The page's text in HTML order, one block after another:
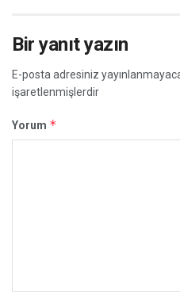
Bir yanıt yazın
E-posta adresiniz
işaretlenmişlerdir
Yorum *